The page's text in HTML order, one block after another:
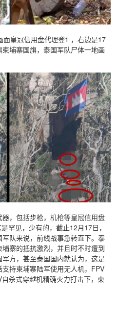
皇冠信用盘代理登1 ，右边是17
埔寨国旗，泰国军队尸体一地画
，包括步枪，机枪等皇冠信用盘
罕见，少有的，截止12月17日，
队来说，前线战事急转直下。泰
寨的抵抗激烈，并且时不时遭到
方，甚至泰国国内就认为，这是
持柬埔寨陆军使用无人机，FPV
杀式穿越机精确火力打击下，柬